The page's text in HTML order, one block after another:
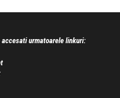
urmatoarele linkuri: